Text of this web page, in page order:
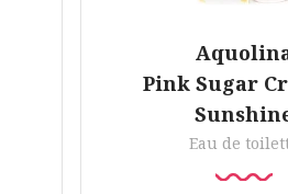
Pink Sugar
Eau de